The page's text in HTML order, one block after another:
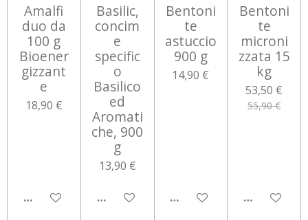
Amalfi
duo da
100 g
Bioener
gizzant
e
18,90 €
AGGIUNGI AL CARRELLO
Basilic,
concim
e
specific
o
Basilico
ed
Aromati
che, 900
g
13,90 €
AGGIUNGI AL CARRELLO
Bentoni
te
astuccio
900 g
14,90 €
AGGIUNGI AL CARRELLO
Bentoni
te
microni
zzata 15
kg
53,50 €
55,90 €
AGGIUNGI